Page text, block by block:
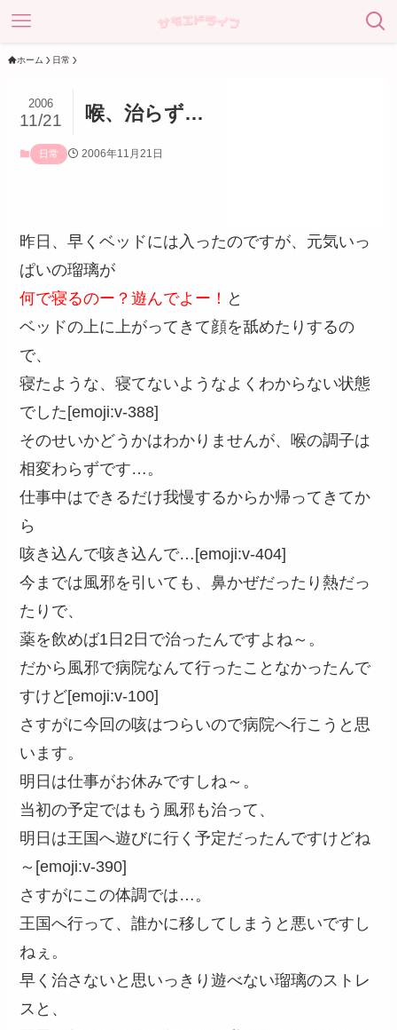
ホーム 日常
喉、治らず…
2006
11/21
日常 2006年11月21日
昨日、早くベッドには入ったのですが、元気いっ
ぱいの瑠璃が
何で寝るのー？遊んでよー！ と
ベッドの上に上がってきて顔を舐めたりするの
で、
寝たような、寝てないようなよくわからない状態
でした[emoji:v-388]
そのせいかどうかはわかりませんが、喉の調子は
相変わらずです…。
仕事中はできるだけ我慢するからか帰ってきてか
ら
咳き込んで咳き込んで…[emoji:v-404]
今までは風邪を引いても、鼻かぜだったり熱だっ
たりで、
薬を飲めば1日2日で治ったんですよね～。
だから風邪で病院なんて行ったことなかったんで
すけど[emoji:v-100]
さすがに今回の咳はつらいので病院へ行こうと思
います。
明日は仕事がお休みですしね～。
当初の予定ではもう風邪も治って、
明日は王国へ遊びに行く予定だったんですけどね
～[emoji:v-390]
さすがにこの体調では…。
王国へ行って、誰かに移してしまうと悪いですし
ねぇ。
早く治さないと思いっきり遊べない瑠璃のストレ
スと、